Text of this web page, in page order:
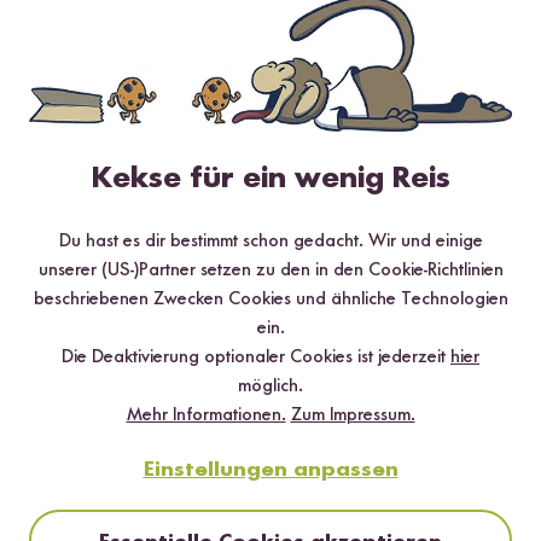
Jetzt zum Newsletter anmelden
erste Bestellung. Hierbei gilt: Je voller dein Warenkorb, desto
höher dein Rabatt.
Abonnieren
Digitaler Reiskocher Starter Set), 10 % Rabatt ab 69 €/CHF, 5 % Rabatt ab 29
€/CHF
Kekse für ein wenig Reis
Du hast es dir bestimmt schon gedacht. Wir und einige
unserer (US-)Partner setzen zu den in den Cookie-Richtlinien
beschriebenen Zwecken Cookies und ähnliche Technologien
ein.
Die Deaktivierung optionaler Cookies ist jederzeit hier
möglich.
Mehr Informationen. Zum Impressum.
Einstellungen anpassen